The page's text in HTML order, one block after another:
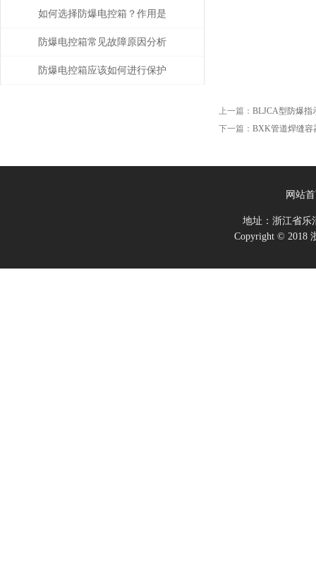
上一篇： BLJCA型防爆指
下一篇： BXK管道焊缝容
护工作
如何选择防爆电控箱？作用是
什么？
防爆电控箱常见故障原因分析
及解决方法！
防爆电控箱应该如何进行保护
网站
地址：浙江省
Copyright © 2018